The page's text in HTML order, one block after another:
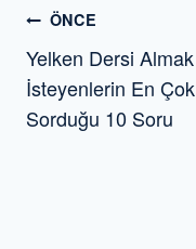
Yazı
gezinmesi
ÖNCE
Yelken Dersi Almak
İsteyenlerin En Çok
Sorduğu 10 Soru